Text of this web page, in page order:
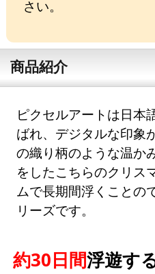
さい。
商品紹介
ピクセルアートは日本
ばれ、デジタルな印象
の織り柄のような温か
をしたこちらのクリス
ムで長期間浮くことの
リーズです。
約30日間浮遊す